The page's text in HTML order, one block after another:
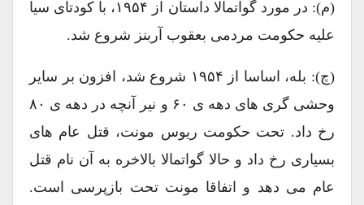
(م): در مورد گواتمالا داستان از ۱۹۵۴، با کودتای سیا
علیه حکومت مردمی بعقوب آربنز شروع شد.
(چ): بله، اساسا از ۱۹۵۴ شروع شد، افزون بر سایر
وحشی گری های دهه ی ۶۰ و نیر آنچه در دهه ی ۸۰
رخ داد. تحت حکومت ریوس مونت، قتل عام های
بسیاری رخ داد و حالا گواتمالا بالاخره به آن نام قتل
عام می دهد و اتفاقا مونت تحت بازپرسی است.